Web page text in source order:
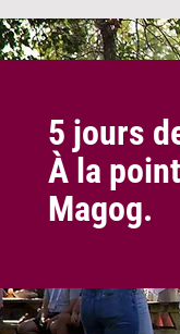
5 jours
À la
Magog.